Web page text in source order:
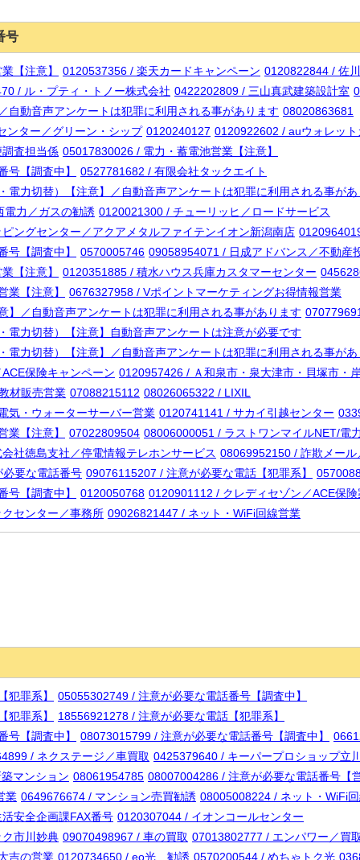
号
【注意】 0120537356 / 楽天カードキャンペーン 0120822844 / 佐
/ ル・プティ・トノー株式会社 0422202809 / 三山真武建築設計室
自動音声アンケートは犯罪に利用される事があります 08020863681
ンター／グリーン・シップ 0120240127 0120922602 / auウォレッ
査担当係 05017830026 / 電力・蓄電池営業【注意】
号【調査中】
0527781682 / 有限会社タックエイト
電力切替）【注意】／自動音声アンケートは犯罪に利用される事が
力／ガスの勧誘 0120021300 / チューリッヒ／ロードサービス
ングセンター／アクアメタルファイテンイオン新潟南店
号【調査中】
0570005746 09058954071 / 日成アドバンス／不動産
【注意】
0120351885 / 積水ハウス兵庫カスタマーセンター
業【注意】
0676327958 / Vポイントマーケティングお得情報営業
】／自動音声アンケートは犯罪に利用される事があります
電力切替）【注意】自動音声アンケートは注意が必要です
電力切替）【注意】／自動音声アンケートは犯罪に利用される事が
保険キャンペーン 0120957426 / Ａ和泉市・泉大津市・貝塚市・
材販売営業 07088215112 08026065322 / LIXIL
気・ウォーターサーバー営業 0120741141 / サカイ引越センター
業【注意】
07022809504 08006000051 / ラストワンマイルNET/電
社徳島支社／停電情報テレホンサービス 08069952150 / 詐欺メー
要な電話番号 09076115207 / 注意が必要な電話【犯罪系】
号【調査中】
0120050768 0120901112 / クレディセゾン／ACE保険
センター／事務所 09026821447 / ネット・WiFi回線営業
犯罪系】
05055302749 / 注意が必要な電話番号【調査中】
犯罪系】
18556921278 / 注意が必要な電話【犯罪系】
号【調査中】
08073015799 / 注意が必要な電話番号【調査中】
/ ネクステージ／車買取 0425379640 / キーパープロショップ立
マンション 08061954785 08007004286 / 注意が必要な電話番号【
業 0649676674 / マンション売買勧誘 08005008224 / ネット・WiFi
安全企画課FAX番号 0120307044 / イオンコールセンター
市川妙典 09070498967 / 車の買取 07013802777 / エンパワー／買
吉の営業 0120734650 / eo光 勧誘 0570200544 / めちゃトク光